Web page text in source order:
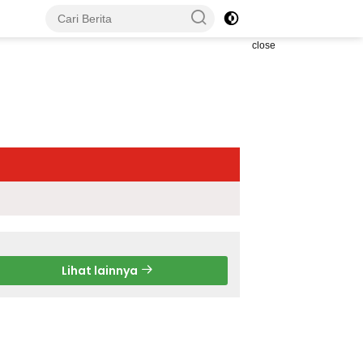
close
Lihat lainnya